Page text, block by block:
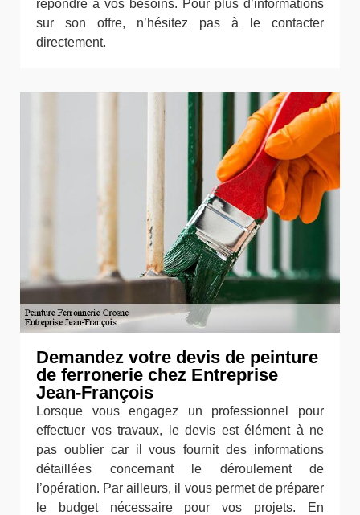
répondre à vos besoins. Pour plus d’informations
sur son offre, n’hésitez pas à le contacter
directement.
Demandez votre devis de peinture
de ferronerie chez Entreprise
Jean-François
Lorsque vous engagez un professionnel pour
effectuer vos travaux, le devis est élément à ne
pas oublier car il vous fournit des informations
détaillées concernant le déroulement de
l’opération. Par ailleurs, il vous permet de préparer
le budget nécessaire pour vos projets. En